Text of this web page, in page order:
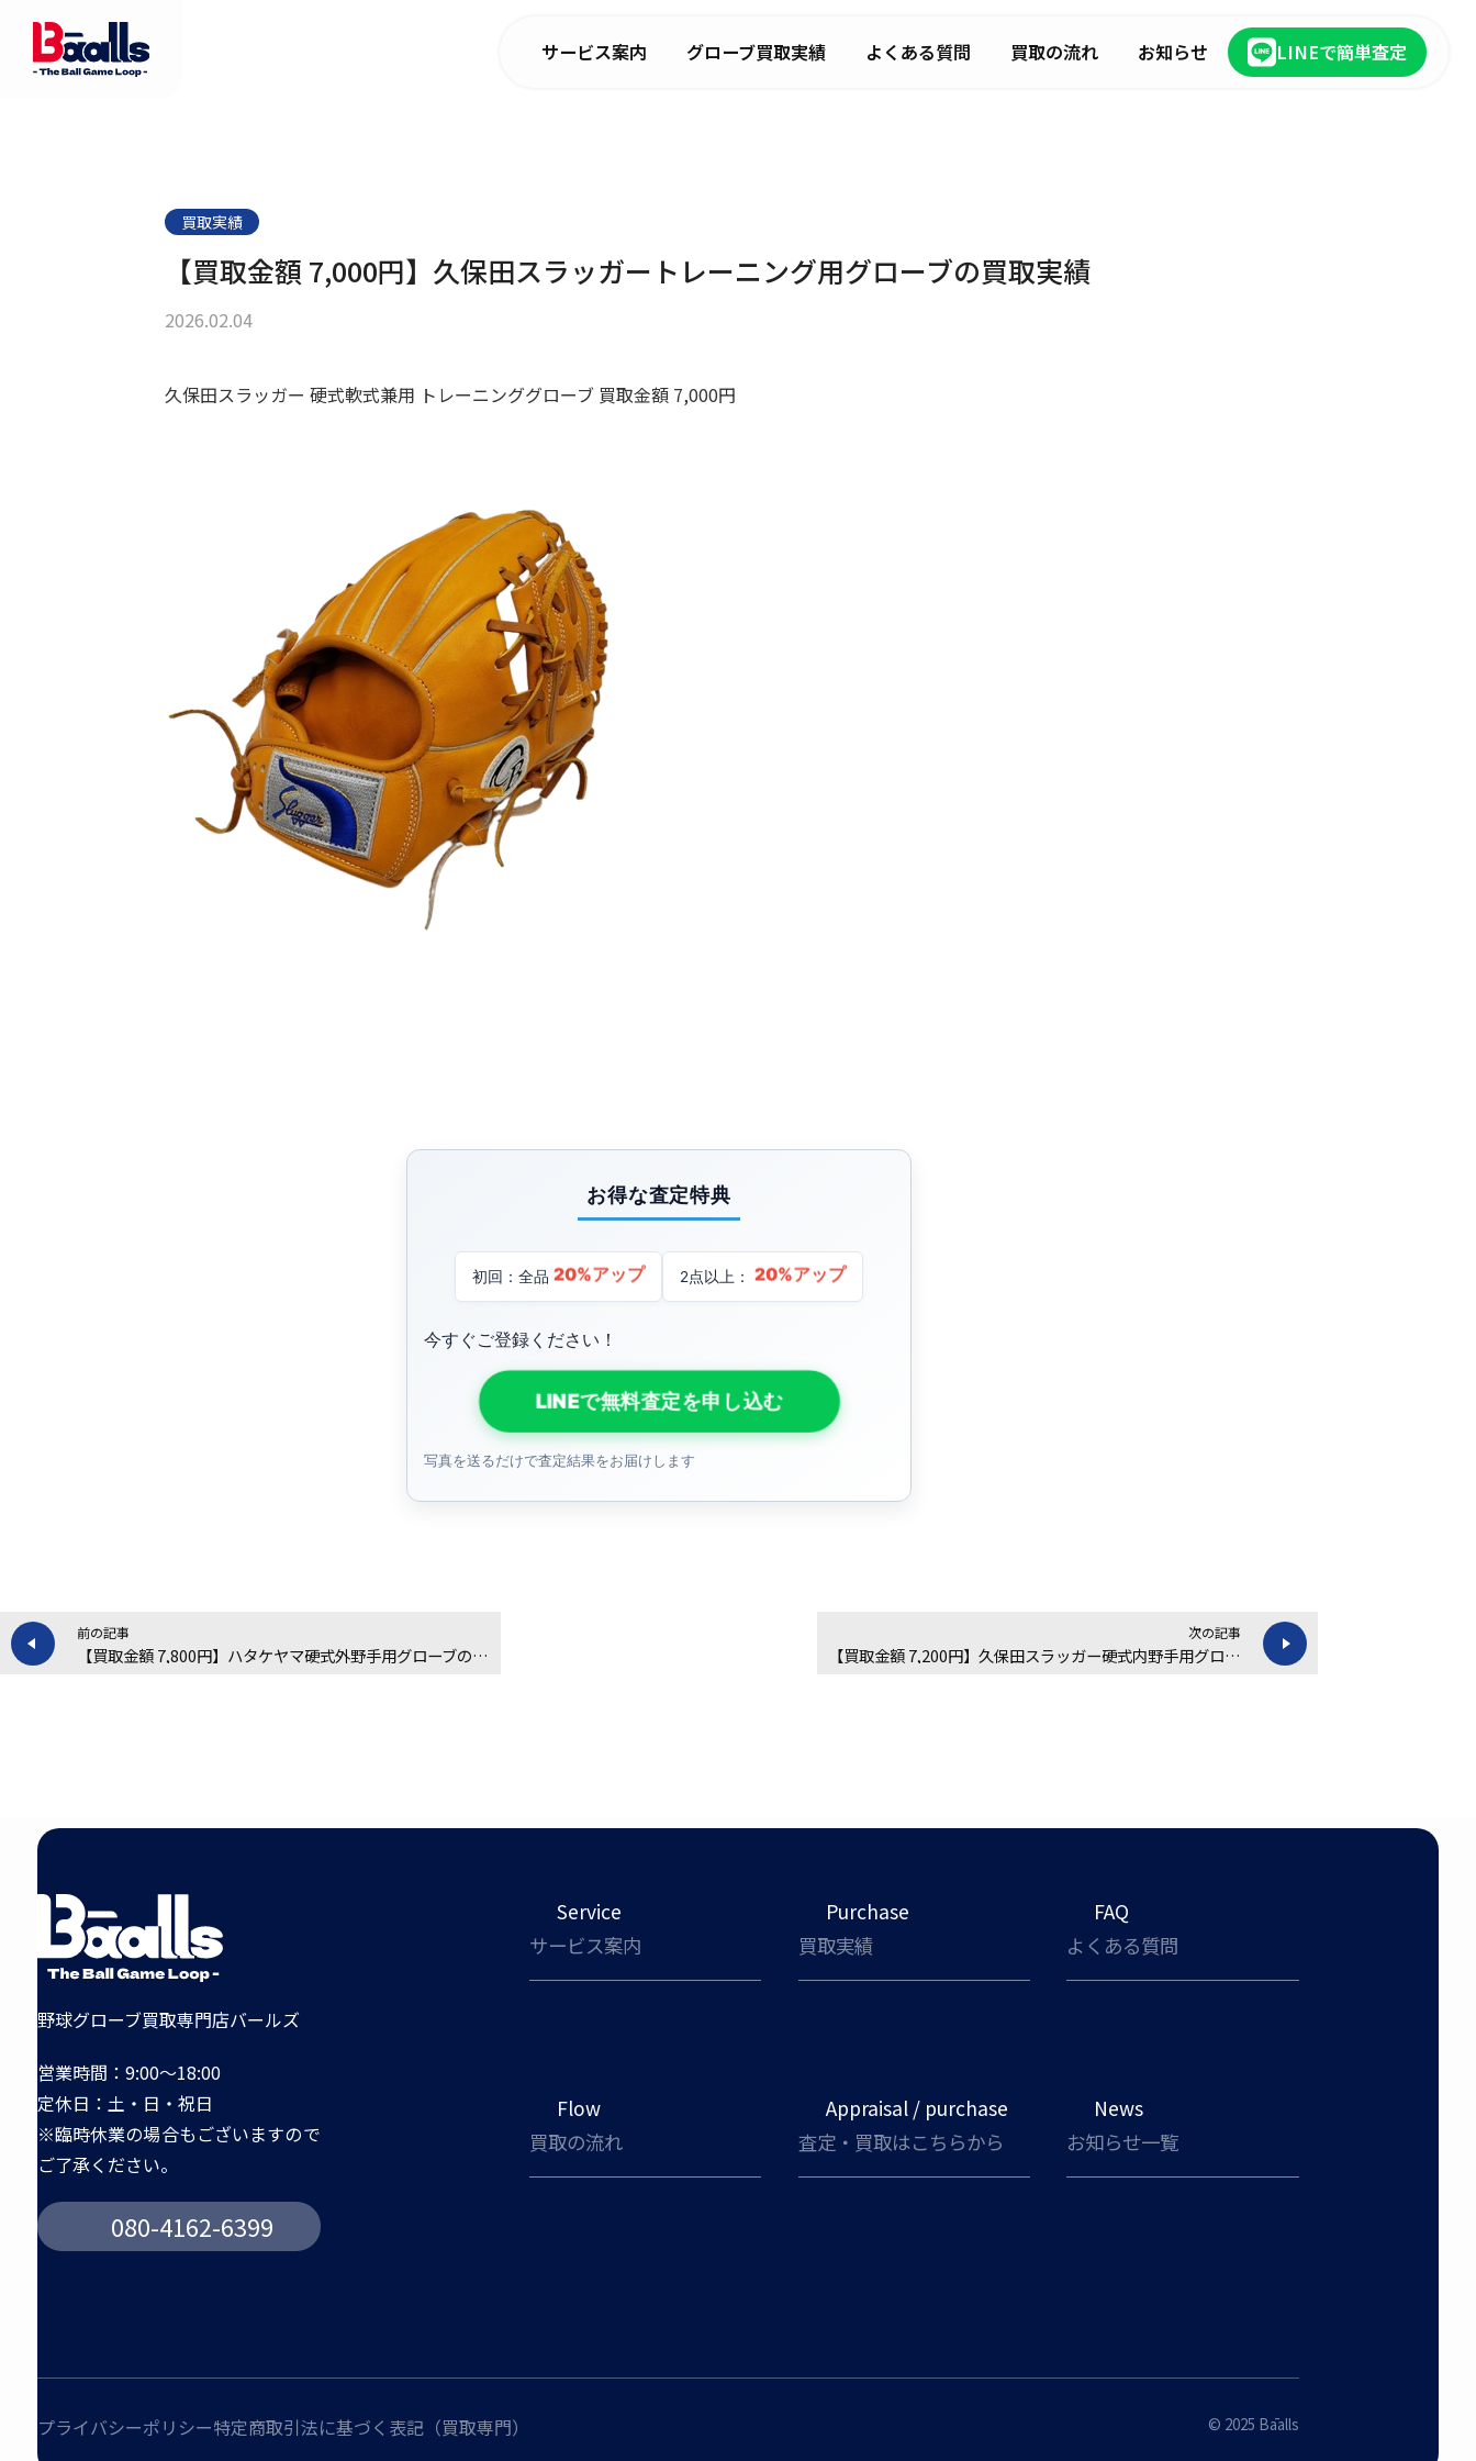
サービス案内 グローブ買取実績 よくある質問 買取の流れ お知らせ LINEで簡単査定
買取実績
【買取金額 7,000円】久保田スラッガートレーニング用グローブの買取実績
2026.02.04
久保田スラッガー 硬式軟式兼用 トレーニンググローブ 買取金額 7,000円
お得な査定特典
初回：全品 20%アップ 2点以上： 20%アップ
今すぐご登録ください！
LINEで無料査定を申し込む
写真を送るだけで査定結果をお届けします
前の記事
【買取金額 7,800円】ハタケヤマ硬式外野手用グローブの買取実績
次の記事
【買取金額 7,200円】久保田スラッガー硬式内野手用グローブの買取実績
野球グローブ買取専門店バールズ
営業時間：9:00～18:00
定休日：土・日・祝日
※臨時休業の場合もございますので
ご了承ください。
080-4162-6399
Service
サービス案内
Purchase
買取実績
FAQ
よくある質問
Flow
買取の流れ
Appraisal / purchase
査定・買取はこちらから
News
お知らせ一覧
プライバシーポリシー特定商取引法に基づく表記（買取専門） ©︎ 2025 Bāalls